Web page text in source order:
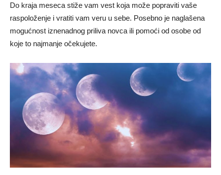
Do kraja meseca stiže vam vest koja može popraviti vaše
raspoloženje i vratiti vam veru u sebe. Posebno je naglašena
mogućnost iznenadnog priliva novca ili pomoći od osobe od
koje to najmanje očekujete.